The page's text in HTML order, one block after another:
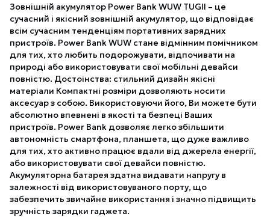
Зовнішній акумулятор Power Bank WUW TUGII – це
сучасний і якісний зовнішній акумулятор, що відповідає
всім сучасним тенденціям портативних зарядних
пристроїв. Power Bank WUW стане відмінним помічником
для тих, хто любить подорожувати, відпочивати на
природі або використовувати свої мобільні девайси
повністю. Достоінства: стильний дизайн якісні
матеріали Компактні розміри дозволяють носити
аксесуар з собою. Використовуючи його, Ви можете бути
абсолютно впевнені в якості та безпеці Ваших
пристроїв. Power Bank дозволяє легко збільшити
автономність смартфона, планшета, що дуже важливо
для тих, хто активно працює вдали від джерела енергії,
або використовувати свої девайси повністю.
Акумуляторна батарея здатна видавати напругу в
залежності від використовуваного порту, що
забезпечить звичайне використання і значно підвищить
зручність зарядки гаджета.